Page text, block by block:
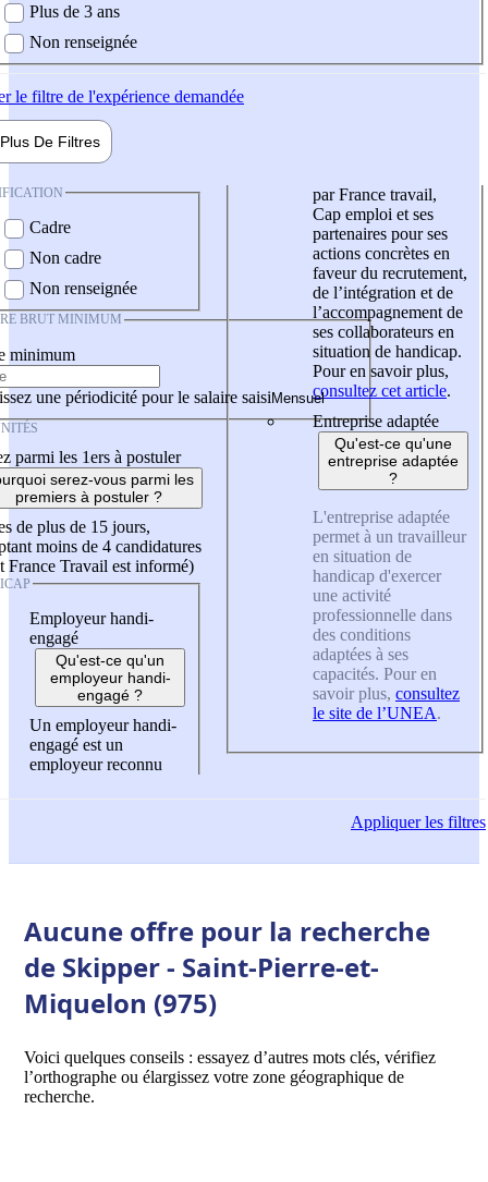
Plus de 3 ans
Non renseignée
le filtre de l'expérience demandée
Plus De Filtres
Cadre
Non cadre
Non renseignée
BRUT MINIMUM
minimum
une périodicité pour le salaire saisi
parmi les 1ers à postuler
serez-vous parmi les
premiers à postuler ?
de plus de 15 jours,
moins de 4 candidatures
France Travail est informé)
Employeur handi-
engagé
Qu'est-ce qu'un
employeur handi-
engagé ?
Un employeur handi-
engagé est un
employeur reconnu
par France travail,
Cap emploi et ses
partenaires pour ses
actions concrètes en
faveur du recrutement,
de l’intégration et de
l’accompagnement de
ses collaborateurs en
situation de handicap.
Pour en savoir plus,
consultez cet article.
Entreprise adaptée
Qu'est-ce qu'une
entreprise adaptée
?
L'entreprise adaptée
permet à un travailleur
en situation de
handicap d'exercer
une activité
professionnelle dans
des conditions
adaptées à ses
capacités. Pour en
savoir plus, consultez
le site de l’UNEA.
Appliquerles filtres
Aucune offre pour la recherche
de Skipper - Saint-Pierre-et-
Miquelon (975)
Voici quelques conseils : essayez d’autres mots clés, vérifiez
l’orthographe ou élargissez votre zone géographique de
recherche.